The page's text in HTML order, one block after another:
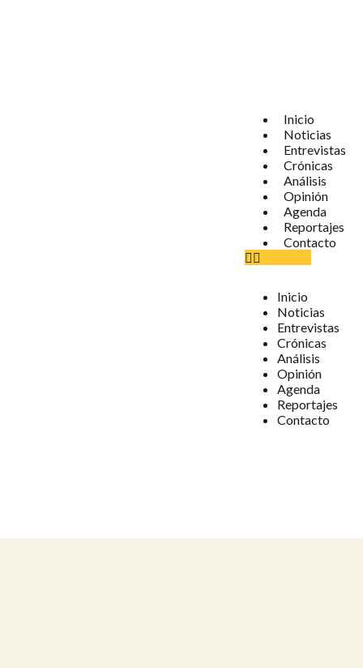
Inicio
Noticias
Entrevistas
Crónicas
Análisis
Opinión
Agenda
Reportajes
Contacto
Inicio
Noticias
Entrevistas
Crónicas
Análisis
Opinión
Agenda
Reportajes
Contacto